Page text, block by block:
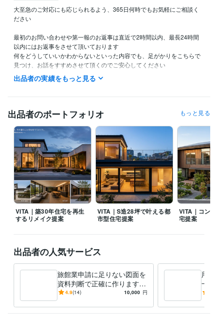
大至急のご対応にも応じられるよう、365日何時でもお気軽にご相談く
ださい
最初のお問い合わせや第一報のお返事は直近で2時間以内、最長24時間
以内にはお返事をさせて頂いております
何をどうしていいかわからないといった内容でも、足がかりをこちらで
見つけ、お話をすすめさせて頂くのでご安心してください
また、サービス商品が細分化されているため、お客様の実際の問題とは
経験職種
デザイナー / 空間・店舗デザイナー 経験年数 : 23年
不動産 / 不動産鑑定・デューデリジェンス
建築・土木・施工管理 / 設計・積算・測量
建築・土木・施工管理 / 製図・CADオペレーター 経験年数 : 40年
士業・専門職 / 土地家屋調査士 経験年数 : 20年
職歴
大工のおっちゃん工房 2022年8月 ~ 現在
大手ゼネコン協力会社 1986年5月 ~ 現在
大手デベロッパー会社業務委託 1990年9月 ~ 現在
大手住宅メーカー会社 1995年4月 ~ 現在
受賞歴
リフォームにおける構造体の重要性
大手ハウスメーカー協力会年間最優秀賞
取得年 : 1989年
1級建築施工管理技士
建築物環境衛生管理技術者 取得年 : 1991年
出品者の実績をもっと見る
出品者のポートフォリオ もっと見る
VITA｜築30年住宅を再生
するリメイク提案
VITA｜S造28坪で叶える都
市型住宅提案
VITA｜コン
宅提案
出品者の人気サービス
旅館業申請に足りない図面を
資料判断で正確に作ります
各申請条件を一級建築士が丁
ます
4.9(14) 10,000 円
用途
一式
面が
す